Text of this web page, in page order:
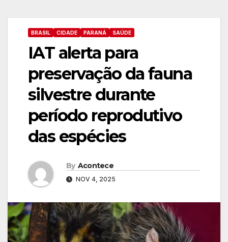
BRASIL CIDADE PARANÁ SAÚDE
IAT alerta para
preservação da fauna
silvestre durante
período reprodutivo
das espécies
By Acontece
NOV 4, 2025